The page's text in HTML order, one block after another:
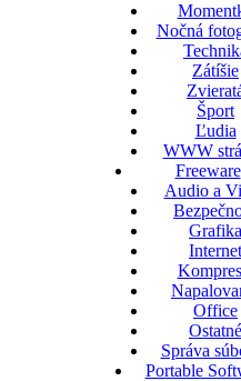
Nočná
Zátíšie
Šport
Ľudia
WWW
Freeware
Audio a
Grafika
Internet
Office
Ostatné
Správa
Portable